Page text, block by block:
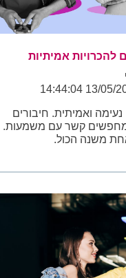
להכרויות אמיתיות
ואמיתית. חיבורים
קשר עם משמעות.
משנה הכול.